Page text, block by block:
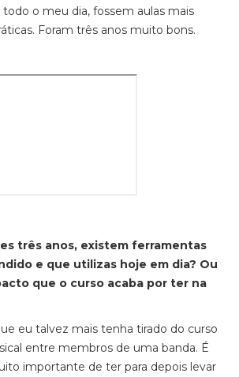
o meu dia, fossem aulas mais
Foram três anos muito bons.
três anos, existem ferramentas
e que utilizas hoje em dia? Ou
que o curso acaba por ter na
eu talvez mais tenha tirado do curso
entre membros de uma banda. É
importante de ter para depois levar